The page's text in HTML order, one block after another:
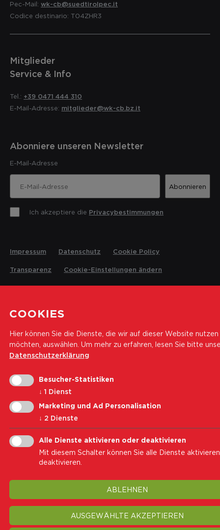
Pec-Mail: wk-cb@suedtirolpec.it
Codice destinario: T04ZHR3
Mitglieder
Service & Info
Tel.: +39 0471 444 310
E-Mail-Adresse: mitglieder@wk-cb.bz.it
Abonniere unseren Newsletter
E-Mail-Adresse
Abonnieren
Ich akzeptiere die Privacybestimmungen
Impressum Datenschutz Cookie Policy
Transparenz Cookie-Einstellungen ändern
COOKIES
Hier können Sie die Dienste, die wir auf dieser Website nutzen
möchten, auswählen. Um mehr zu erfahren, lesen Sie bitte
Datenschutzerklärung
Besucher-Statistiken
↓ 1 Dienst
Marketing und Ad Personalisation
↓ 2 Dienste
Alle Dienste aktivieren oder deaktivieren
Mit diesem Schalter können Sie alle Dienste
deaktivieren.
ABLEHNEN
AUSGEWÄHLTE AKZEPTIEREN